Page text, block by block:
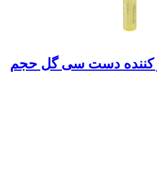
کننده دست سی گل حجم